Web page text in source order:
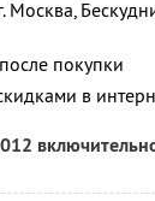
покупки
в